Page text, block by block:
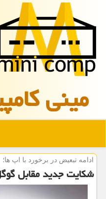
مینی
ادامه تبعیض در برخورد با اپ ها؛
شکایت جدید مقابل